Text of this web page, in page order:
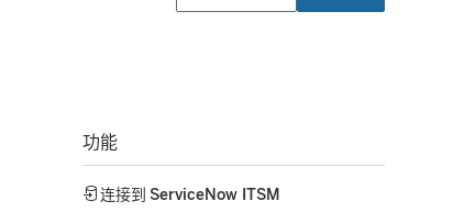
功能
连接到 ServiceNow ITSM